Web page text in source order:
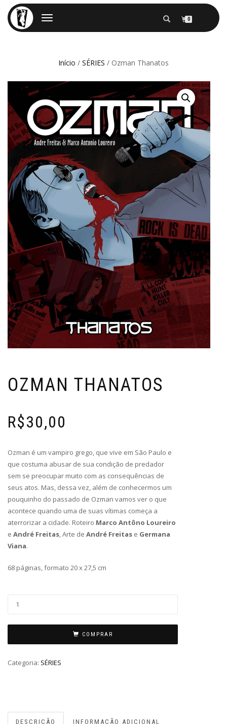
ALTERNAR
0
Início / SÉRIES / Ozman Thanatos
OZMAN THANATOS
R$30,00
Ozman é um vampiro grego, que vive em São Paulo e
que costuma abusar de sua condição de predador
sem se preocupar muito com as consequências de
seus atos. Mas, dessa vez, além de conhecermos um
pouquinho do passado de Ozman vamos ver o que
acontece quando uma de suas vítimas começa a
aterrorizar a cidade. Roteiro Marco Antôno Loureiro
e André Freitas, Arte de André Freitas e Germana
Viana.
68 páginas, formato 20 x 27,5 cm
COMPRAR
Categoria: SÉRIES
DESCRIÇÃO INFORMAÇÃO ADICIONAL